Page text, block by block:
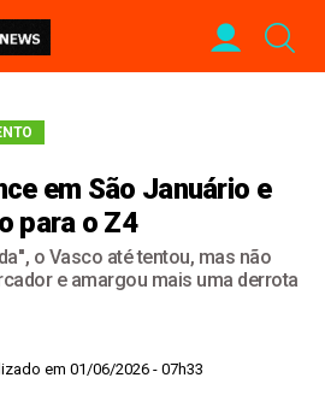
em São Januário e
para o Z4
o Vasco até tentou, mas não
e amargou mais uma derrota
em 01/06/2026 - 07h33